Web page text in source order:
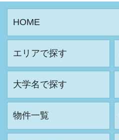
HOME
エリアで探す
大学名で探す
物件一覧